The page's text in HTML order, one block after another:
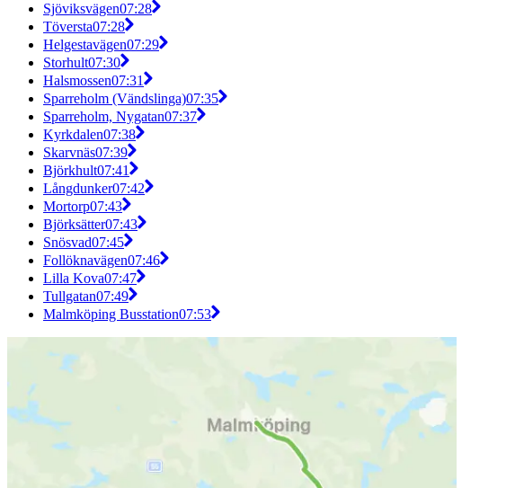
Sjöviksvägen07:28
Töversta07:28
Helgestavägen07:29
Storhult07:30
Halsmossen07:31
Sparreholm (Vändslinga)07:35
Sparreholm, Nygatan07:37
Kyrkdalen07:38
Skarvnäs07:39
Björkhult07:41
Långdunker07:42
Mortorp07:43
Björksätter07:43
Snösvad07:45
Follöknavägen07:46
Lilla Kova07:47
Tullgatan07:49
Malmköping Busstation07:53